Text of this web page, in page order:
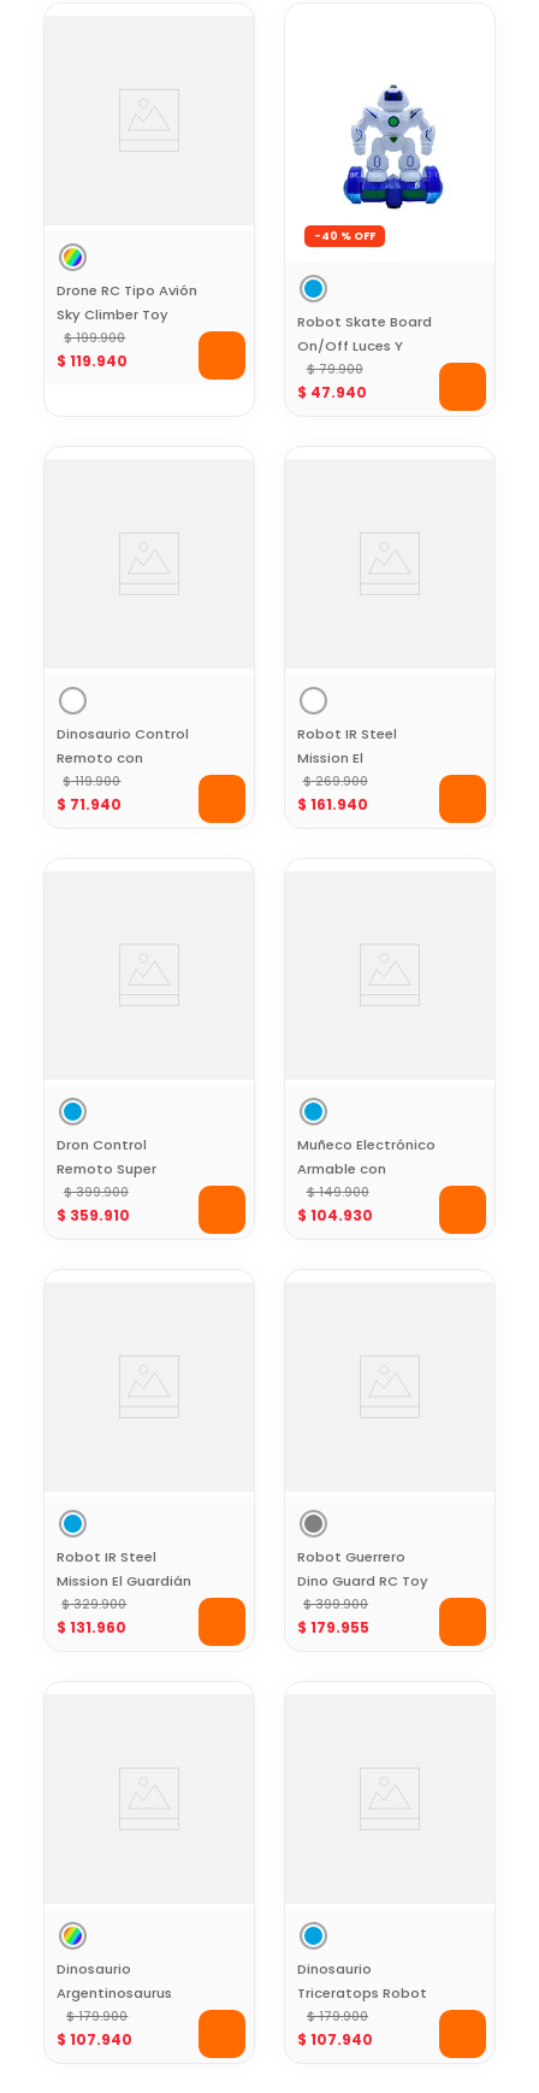
Drone RC Tipo Avión
Sky Climber Toy
Logic
$ 199.900
$ 119.940
-40 %
Robot Skate Board
On/Off Luces Y
Sonido Toy Logic
$ 79.900
$ 47.940
Dinosaurio Control
Remoto con
Lanzadores Toy
Logic
$ 119.900
$ 71.940
Robot IR Steel
Mission El
Astronauta de
Acero
$ 269.900
$ 161.940
Dron Control
Remoto Super
Glove Vuelo con
Guante Toy Logic
$ 399.900
$ 359.910
Muñeco Electrónico
Armable con
Sonidos Build a Bot
Paw Patrol Chase
$ 149.900
$ 104.930
Robot IR Steel
Mission El Guardián
de Acero
$ 329.900
$ 131.960
Robot Guerrero
Dino Guard RC Toy
Logic
$ 399.900
$ 179.955
Dinosaurio
Argentinosaurus
Robot Lentejuelas
Toy Logic
$ 179.900
$ 107.940
Dinosaurio
Triceratops Robot
Lentejuelas Toy
Logic
$ 179.900
$ 107.940